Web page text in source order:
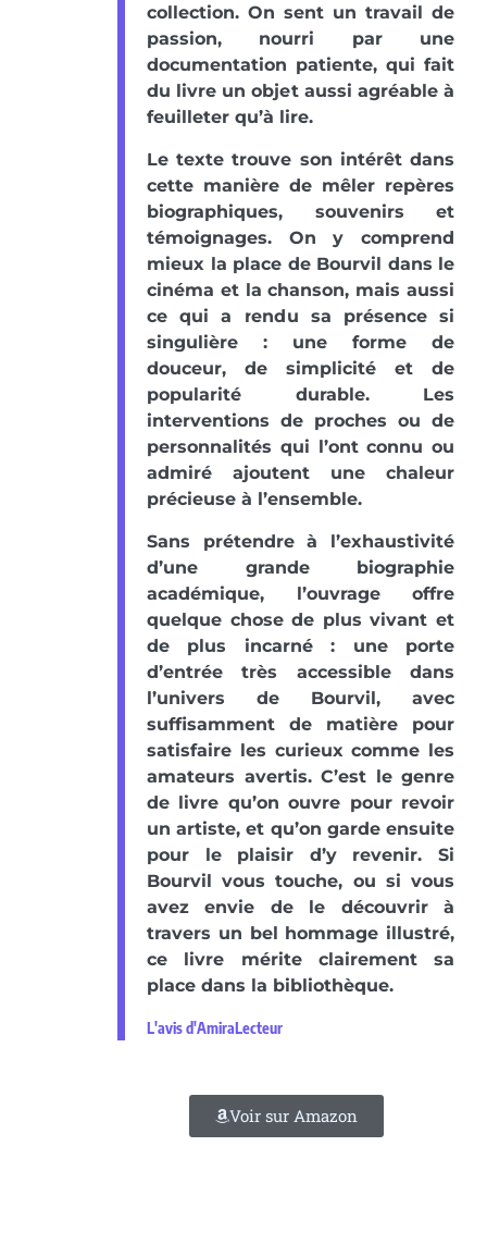
collection. On sent un travail de
passion, nourri par une
documentation patiente, qui fait
du livre un objet aussi agréable à
feuilleter qu’à lire.
Le texte trouve son intérêt dans
cette manière de mêler repères
biographiques, souvenirs et
témoignages. On y comprend
mieux la place de Bourvil dans le
cinéma et la chanson, mais aussi
ce qui a rendu sa présence si
singulière : une forme de
douceur, de simplicité et de
popularité durable. Les
interventions de proches ou de
personnalités qui l’ont connu ou
admiré ajoutent une chaleur
précieuse à l’ensemble.
Sans prétendre à l’exhaustivité
d’une grande biographie
académique, l’ouvrage offre
quelque chose de plus vivant et
de plus incarné : une porte
d’entrée très accessible dans
l’univers de Bourvil, avec
suffisamment de matière pour
satisfaire les curieux comme les
amateurs avertis. C’est le genre
de livre qu’on ouvre pour revoir
un artiste, et qu’on garde ensuite
pour le plaisir d’y revenir. Si
Bourvil vous touche, ou si vous
avez envie de le découvrir à
travers un bel hommage illustré,
ce livre mérite clairement sa
place dans la bibliothèque.
L'avis d'AmiraLecteur
Voir sur Amazon